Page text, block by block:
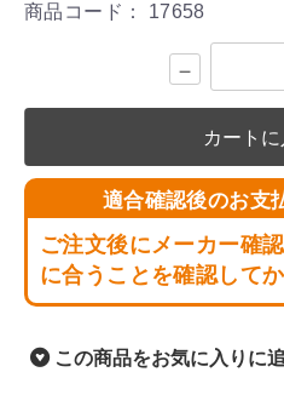
商品コード： 17658
－
カート
適合確認後のお支
ご注文後にメーカー確
に合うことを確認して
この商品をお気に入りに